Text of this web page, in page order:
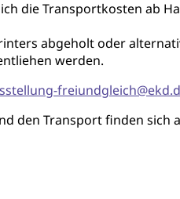
die Transportkosten ab
abgeholt oder
werden.
den Transport finden sich